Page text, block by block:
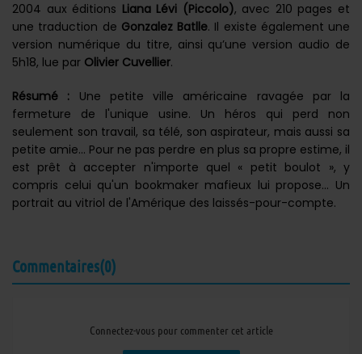
2004 aux éditions Liana Lévi (Piccolo), avec 210 pages et
une traduction de Gonzalez Batlle. Il existe également une
version numérique du titre, ainsi qu’une version audio de
5h18, lue par Olivier Cuvellier.
Résumé : Une petite ville américaine ravagée par la
fermeture de l'unique usine. Un héros qui perd non
seulement son travail, sa télé, son aspirateur, mais aussi sa
petite amie... Pour ne pas perdre en plus sa propre estime, il
est prêt à accepter n'importe quel « petit boulot », y
compris celui qu'un bookmaker mafieux lui propose... Un
portrait au vitriol de l'Amérique des laissés-pour-compte.
Commentaires(0)
Connectez-vous pour commenter cet article